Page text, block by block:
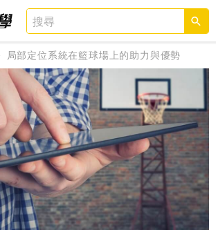
局部定位系統在籃球場上的助力與優勢
取消